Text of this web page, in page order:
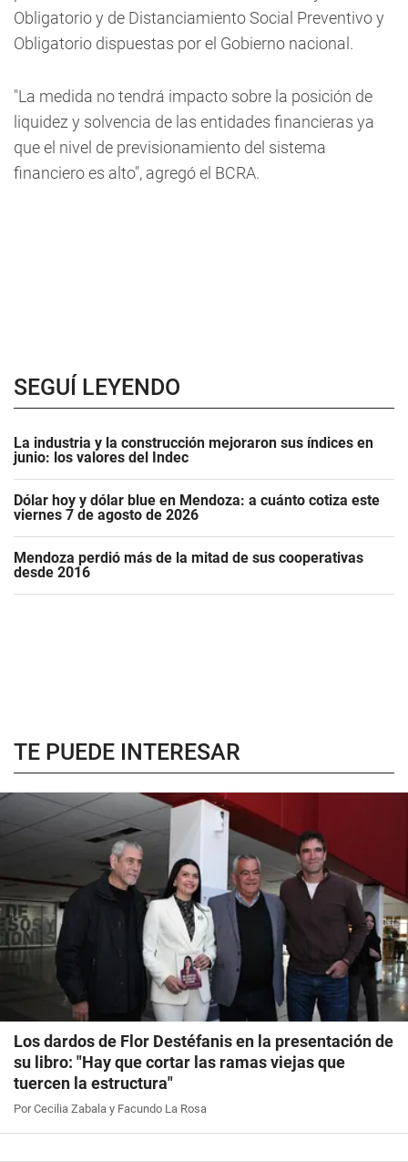
Obligatorio y de Distanciamiento Social Preventivo y
Obligatorio dispuestas por el Gobierno nacional.
"La medida no tendrá impacto sobre la posición de
liquidez y solvencia de las entidades financieras ya
que el nivel de previsionamiento del sistema
financiero es alto", agregó el BCRA.
SEGUÍ LEYENDO
La industria y la construcción mejoraron sus índices en
junio: los valores del Indec
Dólar hoy y dólar blue en Mendoza: a cuánto cotiza este
viernes 7 de agosto de 2026
Mendoza perdió más de la mitad de sus cooperativas
desde 2016
TE PUEDE INTERESAR
Los dardos de Flor Destéfanis en la presentación de
su libro: "Hay que cortar las ramas viejas que
tuercen la estructura"
Por Cecilia Zabala y Facundo La Rosa